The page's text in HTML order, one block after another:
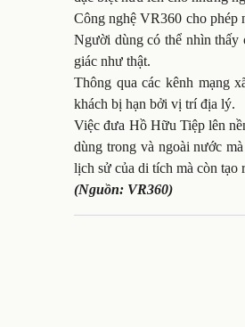
Công nghệ VR360 cho phép
Người dùng có thể nhìn thấy
giác như thật.
Thông qua các kênh mạng
khách bị hạn bởi vị trí địa lý.
Việc đưa Hồ Hữu Tiệp lên
dùng trong và ngoài nước
lịch sử của di tích mà còn tạo
(Nguồn: VR360)